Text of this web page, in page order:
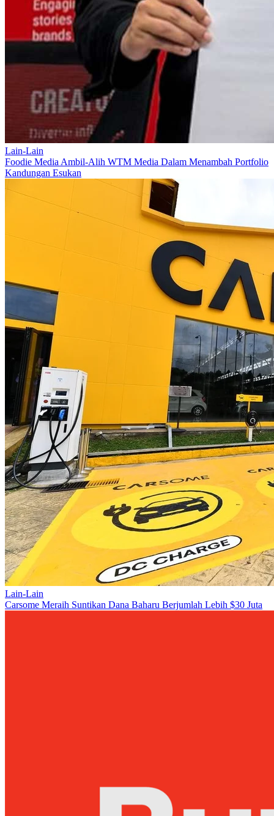
Lain-Lain
Foodie Media Ambil-Alih WTM Media Dalam Menambah Portfolio
Kandungan Esukan
Lain-Lain
Carsome Meraih Suntikan Dana Baharu Berjumlah Lebih $30 Juta